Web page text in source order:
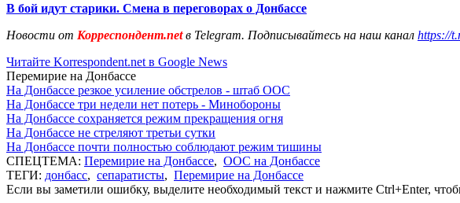
В бой идут старики. Смена в переговорах о Донбассе
Новости от Корреспондент.netв Telegram. Подписывайтесь на наш канал https://
Читайте Korrespondent.net в Google News
Перемирие на Донбассе
На Донбассе резкое усиление обстрелов - штаб ООС
На Донбассе три недели нет потерь - Минобороны
На Донбассе сохраняется режим прекращения огня
На Донбассе не стреляют третьи сутки
На Донбассе почти полностью соблюдают режим тишины
СПЕЦТЕМА: Перемирие на Донбассе, ООС на Донбассе
ТЕГИ: донбасс, сепаратисты, Перемирие на Донбассе
Если вы заметили ошибку, выделите необходимый текст и нажмите Ctrl+Enter,